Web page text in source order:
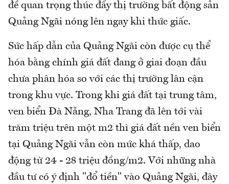
đề quan trọng thúc đẩy thị trường bất động sản
Quảng Ngãi nóng lên ngay khi thức giấc.
Sức hấp dẫn của Quảng Ngãi còn được cụ thể
hóa bằng chính giá đất đang ở giai đoạn đầu
chưa phân hóa so với các thị trường lân cận
trong khu vực. Trong khi giá đất tại trung tâm,
ven biển Đà Nẵng, Nha Trang đã lên tới vài
trăm triệu trên một m2 thì giá đất nền ven biển
tại Quảng Ngãi vẫn còn mức khá thấp, dao
động từ 24 - 28 triệu đồng/m2. Với những nhà
đầu tư có ý định "đổ tiền" vào Quảng Ngãi, đây